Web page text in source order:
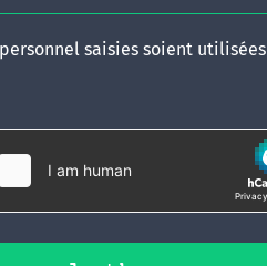
saisies soient utilisées
collective